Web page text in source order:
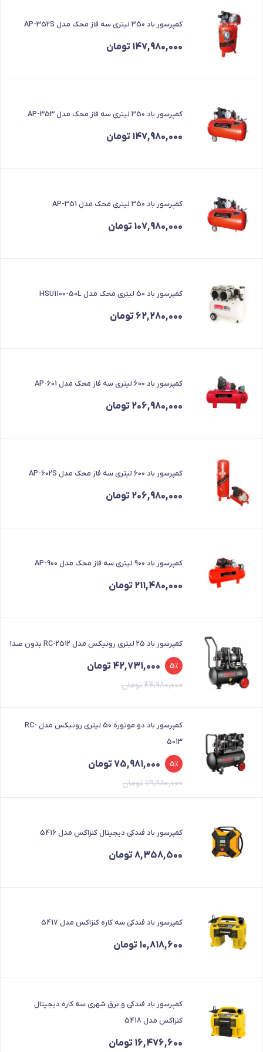
کمپرسور باد 350 لیتری سه فاز محک مدل AP-352S
147,980,000 تومان
کمپرسور باد 350 لیتری سه فاز محک مدل AP-353
147,980,000 تومان
کمپرسور باد 350 لیتری محک مدل AP-351
107,980,000 تومان
کمپرسور باد 50 لیتری محک مدل HSU1100-50L
62,280,000 تومان
کمپرسور باد 600 لیتری سه فاز محک مدل AP-601
206,980,000 تومان
کمپرسور باد 600 لیتری سه فاز محک مدل AP-602S
206,980,000 تومان
کمپرسور باد 900 لیتری سه فاز محک مدل AP-900
211,480,000 تومان
کمپرسور باد 25 لیتری رونیکس مدل RC-2512 بدون صدا
44,980,000تومان
قیمت
اصلی
44,980,000 تومان
42,731,000 تومان
قیمت
فعلی
42,731,000 تومان
5%
کمپرسور باد دو موتوره 50 لیتری رونیکس مدل RC-
5013
79,980,000تومان
قیمت
اصلی
79,980,000 تومان
75,981,000تومان
قیمت
فعلی
75,981,000 تومان
5%
کمپرسور باد فندکی دیجیتال کنزاکس مدل 5416
8,358,500تومان
کمپرسور باد فندکی سه کاره کنزاکس مدل 5417
10,818,600 تومان
کمپرسور باد فندکی و برق شهری سه کاره دیجیتال
کنزاکس مدل 5418
16,476,600 تومان